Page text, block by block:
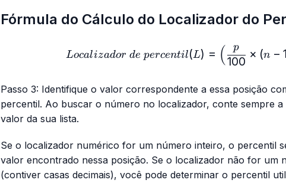
Fórmula do Cálculo do Localizador do
Localizador\ de\
Localizador de percentil(L) = ( 100
p × (n −
Passo 3: Identifique o valor correspondente a essa posição
percentil. Ao buscar o número no localizador, conte sempre
valor da sua lista.
Se o localizador numérico for um número inteiro, o percentil
valor encontrado nessa posição. Se o localizador não for um
(contiver casas decimais), você pode determinar o percentil